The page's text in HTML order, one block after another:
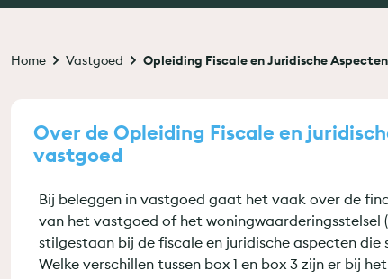
Kruimelpad
Home Vastgoed Opleiding Fiscale en Juridische
Over de Opleiding Fiscale en
vastgoed
Bij beleggen in vastgoed gaat het vaak over de
van het vastgoed of het woningwaarderingsstelsel
stilgestaan bij de fiscale en juridische aspecten
Welke verschillen tussen box 1 en box 3 zijn er bij